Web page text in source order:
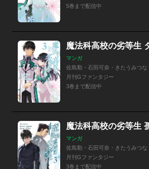
5巻まで配信中
魔法科高校の劣等生
マンガ
佐島勤・石田可奈・きたうみつな
月刊Gファンタジー
3巻まで配信中
魔法科高校の劣等生
マンガ
佐島勤・石田可奈・きたうみつ
月刊Gファンタジー
3巻まで配信中